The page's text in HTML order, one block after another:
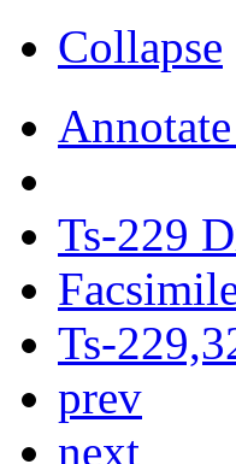
Collapse
Ts-229
Ts-
prev
next